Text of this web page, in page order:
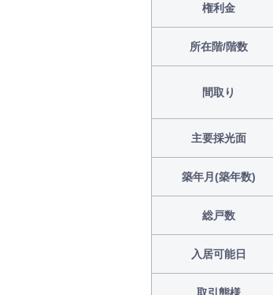
権利金
所在階/階数
間取り
主要採光面
築年月(築年数)
総戸数
入居可能日